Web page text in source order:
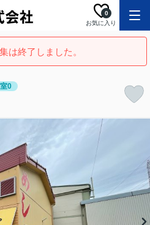
お気に入り
0
は終了しました。
0